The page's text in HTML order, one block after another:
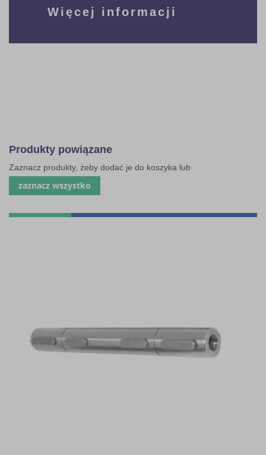
Więcej informacji
Produkty powiązane
Zaznacz produkty, żeby dodać je do koszyka lub
zaznacz wszystko